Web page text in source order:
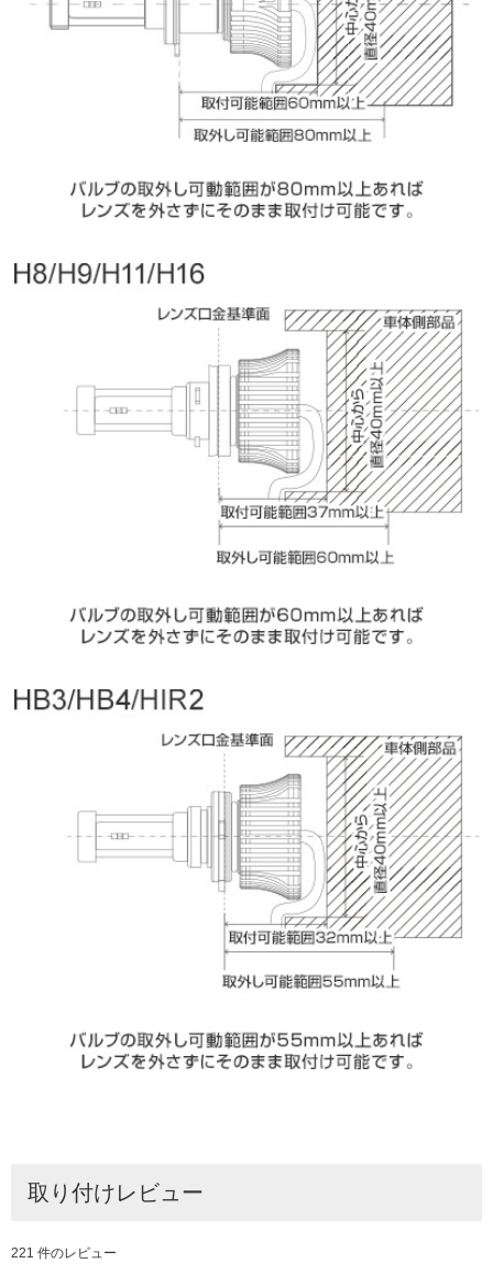
取り付けレビュー
221 件のレビュー